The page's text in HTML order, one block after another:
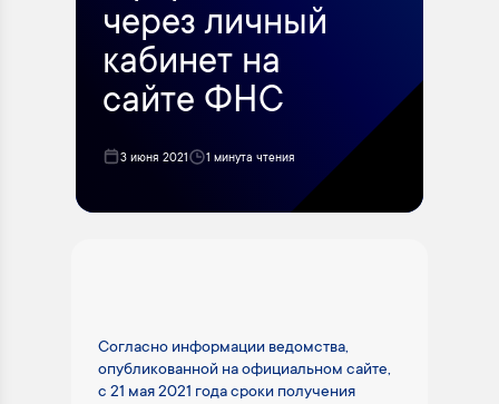
через личный
кабинет на
сайте ФНС
3 июня 2021 1 минута чтения
Согласно информации ведомства,
опубликованной на официальном сайте,
с 21 мая 2021 года сроки получения